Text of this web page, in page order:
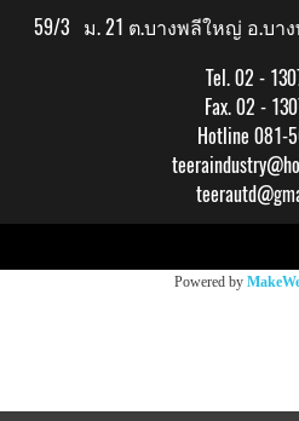
59/3 ม. 21 ต.บางพลีใหญ่ อ.บา
Tel. 02 -
Fax. 02 -
Hotline 081-
Powered by